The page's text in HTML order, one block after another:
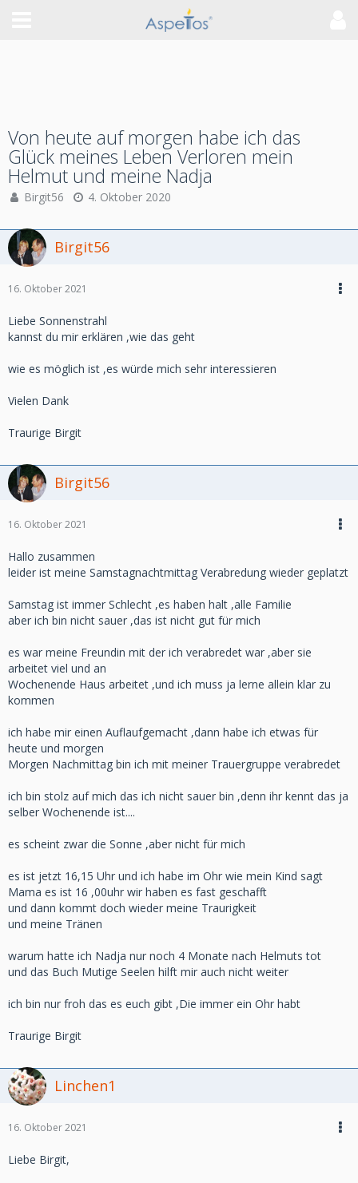
Von heute auf morgen habe ich das
Glück meines Leben Verloren mein
Helmut und meine Nadja
Birgit56 4. Oktober 2020
Birgit56
16. Oktober 2021
Liebe Sonnenstrahl
kannst du mir erklären ,wie das geht
wie es möglich ist ,es würde mich sehr interessieren
Vielen Dank
Traurige Birgit
Birgit56
16. Oktober 2021
Hallo zusammen
leider ist meine Samstagnachtmittag Verabredung wieder geplatzt
Samstag ist immer Schlecht ,es haben halt ,alle Familie
aber ich bin nicht sauer ,das ist nicht gut für mich
es war meine Freundin mit der ich verabredet war ,aber sie
arbeitet viel und an
Wochenende Haus arbeitet ,und ich muss ja lerne allein klar zu
kommen
ich habe mir einen Auflaufgemacht ,dann habe ich etwas für
heute und morgen
Morgen Nachmittag bin ich mit meiner Trauergruppe verabredet
ich bin stolz auf mich das ich nicht sauer bin ,denn ihr kennt das ja
selber Wochenende ist....
es scheint zwar die Sonne ,aber nicht für mich
es ist jetzt 16,15 Uhr und ich habe im Ohr wie mein Kind sagt
Mama es ist 16 ,00uhr wir haben es fast geschafft
und dann kommt doch wieder meine Traurigkeit
und meine Tränen
warum hatte ich Nadja nur noch 4 Monate nach Helmuts tot
und das Buch Mutige Seelen hilft mir auch nicht weiter
ich bin nur froh das es euch gibt ,Die immer ein Ohr habt
Traurige Birgit
Linchen1
16. Oktober 2021
Liebe Birgit,